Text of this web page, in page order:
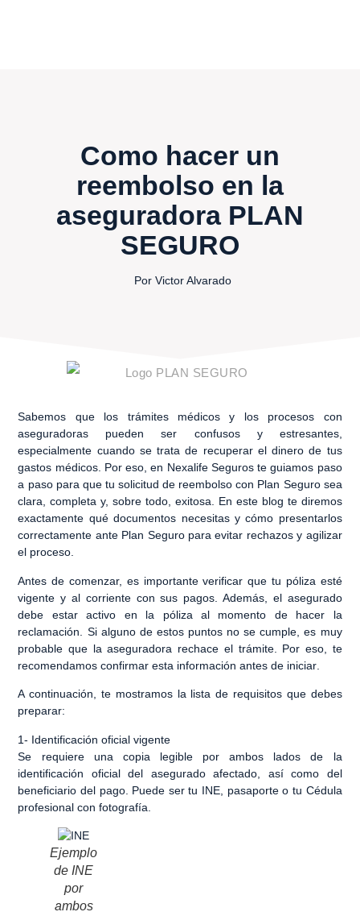
Como hacer un
reembolso en la
aseguradora PLAN
SEGURO
Por Victor Alvarado
Sabemos que los trámites médicos y los procesos con
aseguradoras pueden ser confusos y estresantes,
especialmente cuando se trata de recuperar el dinero de tus
gastos médicos. Por eso, en Nexalife Seguroste guiamos paso
a paso para que tu solicitud de reembolso con Plan Segurosea
clara, completa y, sobre todo, exitosa. En este blog te diremos
exactamente qué documentos necesitas y cómo presentarlos
correctamente ante Plan Seguropara evitar rechazos y agilizar
el proceso.
Antes de comenzar, es importante verificar que tu póliza esté
vigente y al corriente con sus pagos . Además, el asegurado
debe estaractivo en la póliza al momento de hacer la
reclamación . Si alguno de estos puntos no se cumple, es muy
probable que la aseguradora rechace el trámite. Por eso, te
recomendamosconfirmar esta información antes de iniciar
A continuación, te mostramos la lista de requisitos que debes
preparar:
1- Identificación oficial vigente
Se requiere una copia legible por ambos lados de la
identificación oficial del asegurado afectado, así como del
beneficiario del pago. Puede ser tu INE, pasaporte o tu Cédula
profesional con fotografía.
Ejemplo
de INE
por
ambos